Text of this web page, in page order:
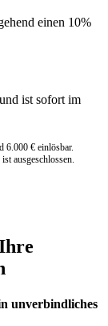
einen 10%
ist sofort im
6.000 € einlösbar.
ausgeschlossen.
unverbindliches